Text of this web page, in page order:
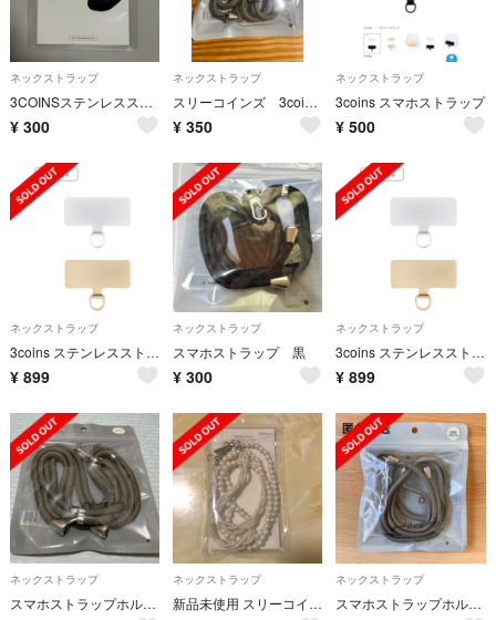
ネックストラップ
3COINSステンレスストラップホルダー 黒
¥ 300
ネックストラップ
スリーコインズ 3coins スマホストラップホルダー iPhone
¥ 350
ネックストラップ
3coins スマホストラップ
¥ 500
ネックストラップ
3coins ステンレスストラップホルダー2枚セット
¥ 899
ネックストラップ
スマホストラップ 黒
¥ 300
ネックストラップ
3coins ステンレスストラップホルダー2枚セット
¥ 899
ネックストラップ
スマホストラップホルダー スリーコインズ
ネックストラップ
新品未使用 スリーコインズ スマホショルダーストラップ パール
ネックストラップ
スマホストラップホルダー 3COINS